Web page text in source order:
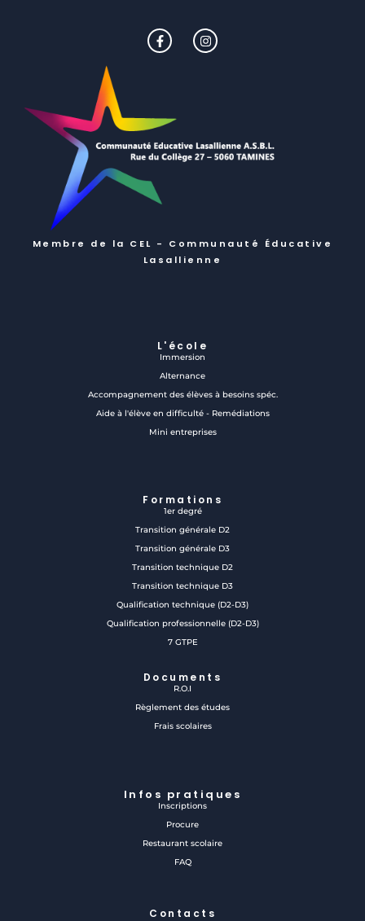
Membre de la CEL - Communauté Éducative
Lasallienne
L'école
Immersion
Alternance
Accompagnement des élèves à besoins spéc.
Aide à l'élève en difficulté - Remédiations
Mini entreprises
Formations
1er degré
Transition générale D2
Transition générale D3
Transition technique D2
Transition technique D3
Qualification technique (D2-D3)
Qualification professionnelle (D2-D3)
7 GTPE
Documents
R.O.I
Règlement des études
Frais scolaires
Infos pratiques
Inscriptions
Procure
Restaurant scolaire
FAQ
Contacts